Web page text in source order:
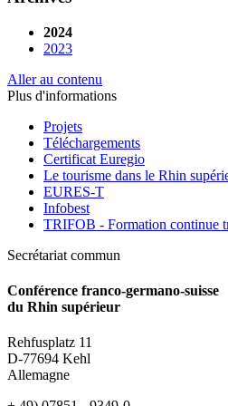
2024
2023
Aller au contenu
Plus d'informations
Projets
Téléchargements
Certificat Euregio
Le tourisme dans le Rhin
EURES-T
Infobest
TRIFOB - Formation continue
Secrétariat commun
Conférence franco-germano-suisse
du Rhin supérieur
Rehfusplatz 11
D-77694 Kehl
Allemagne